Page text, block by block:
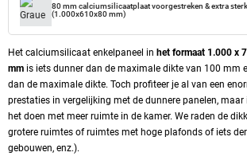
Het calciumsilicaat enkelpaneel in het formaat 1.000 x
mm is iets dunner dan de maximale dikte van 100 mm
dan de maximale dikte. Toch profiteer je al van een
prestaties in vergelijking met de dunnere panelen,
het doen met meer ruimte in de kamer. We raden de
grotere ruimtes of ruimtes met hoge plafonds of iets
gebouwen, enz.).
80 mm calciumsilicaatplaat voorgestreken & extra sterk
(1.000x610x80 mm)